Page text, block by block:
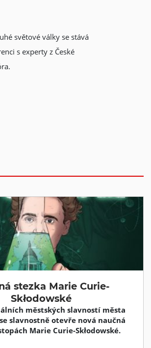
světové války se stává
s experty z České
stezka Marie Curie-
Skłodowské
městských slavností města
slavnostně otevře nová naučná
Marie Curie-Skłodowské.